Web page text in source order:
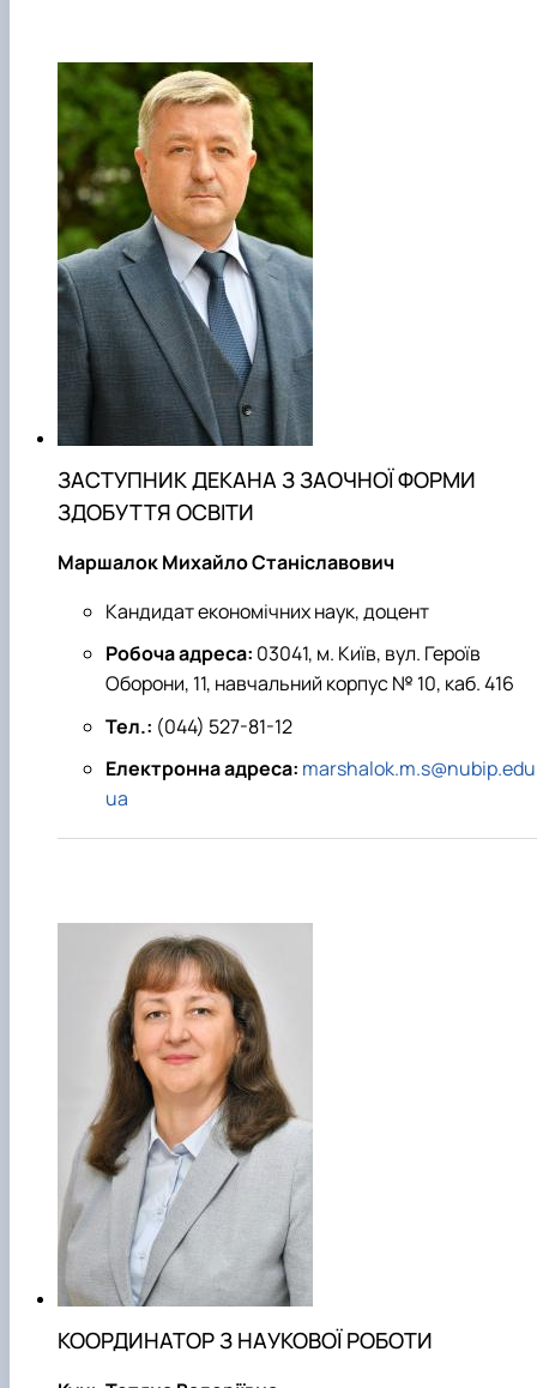
ЗАСТУПНИК ДЕКАНА З ЗАОЧНОЇ ФОРМИ
ЗДОБУТТЯ ОСВІТИ
Маршалок Михайло Станіславович
Кандидат економічних наук, доцент
Робоча адреса: 03041, м. Київ, вул. Героїв
Оборони, 11, навчальний корпус № 10, каб. 416
Тел.: (044) 527-81-12
Електронна адреса:
ua
КООРДИНАТОР З НАУКОВОЇ РОБОТИ